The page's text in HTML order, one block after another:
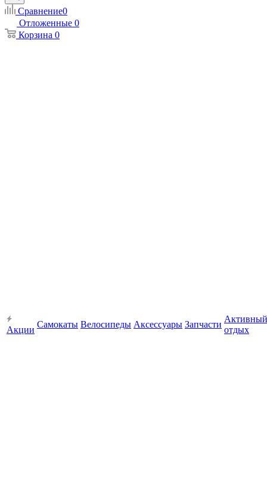
Сравнение0
Отложенные 0
Корзина 0
Акции
Самокаты Велосипеды Аксессуары Запчасти
Активный
отдых